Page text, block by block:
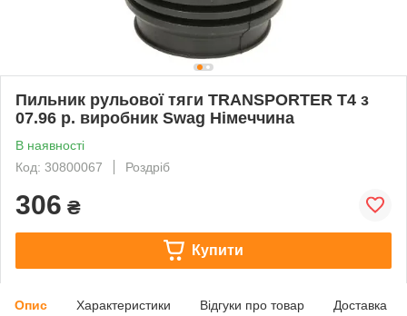
Пильник рульової тяги TRANSPORTER T4 з
07.96 р. виробник Swag Німеччина
В наявності
Код: 30800067
Роздріб
306 ₴
Купити
Опис Характеристики Відгуки про товар Доставка